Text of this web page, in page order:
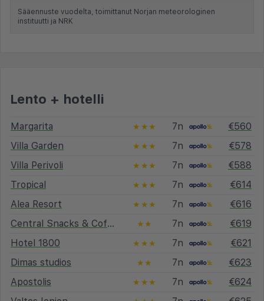
Sääennuste vuodelta, toimittanut Norjan meteorologinen
instituutti ja NRK
Lento + hotelli
Margarita ★★★ 7n
€560
Villa Garden
★★★ 7n
€578
Villa Perivoli
★★★ 7n
€588
Tropical
★★★ 7n
€614
Alea Resort
★★★ 7n
€616
Central Snacks & Coffee
★★ 7n
€619
Hotel 1800
★★★ 7n
€621
Dimas studios
★★ 7n
€623
Apostolis
★★★ 7n
€624